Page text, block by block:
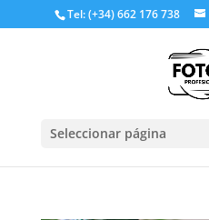
Tel: (+34) 662 176 738
Seleccionar página